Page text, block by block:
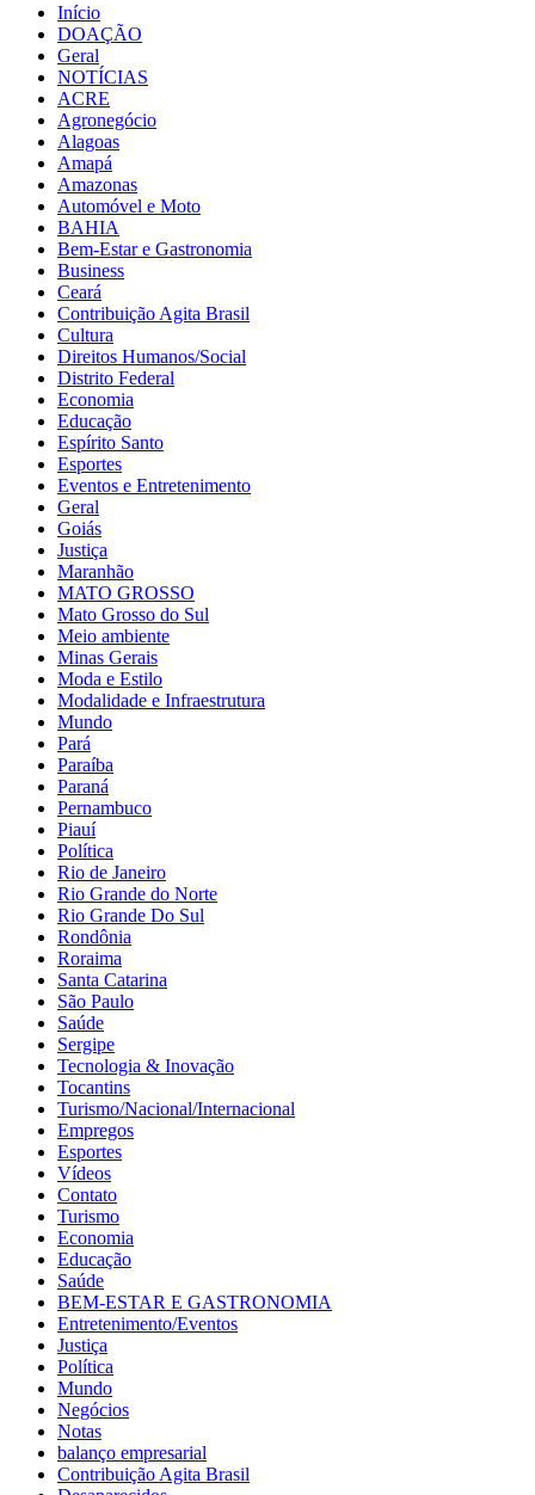
Início
DOAÇÃO
Geral
NOTÍCIAS
ACRE
Agronegócio
Alagoas
Amapá
Amazonas
Automóvel e Moto
BAHIA
Bem-Estar e Gastronomia
Business
Ceará
Contribuição Agita Brasil
Cultura
Direitos Humanos/Social
Distrito Federal
Economia
Educação
Espírito Santo
Esportes
Eventos e Entretenimento
Geral
Goiás
Justiça
Maranhão
MATO GROSSO
Mato Grosso do Sul
Meio ambiente
Minas Gerais
Moda e Estilo
Modalidade e Infraestrutura
Mundo
Pará
Paraíba
Paraná
Pernambuco
Piauí
Política
Rio de Janeiro
Rio Grande do Norte
Rio Grande Do Sul
Rondônia
Roraima
Santa Catarina
São Paulo
Saúde
Sergipe
Tecnologia & Inovação
Tocantins
Turismo/Nacional/Internacional
Empregos
Esportes
Vídeos
Contato
Turismo
Economia
Educação
Saúde
BEM-ESTAR E GASTRONOMIA
Entretenimento/Eventos
Justiça
Política
Mundo
Negócios
Notas
balanço empresarial
Contribuição Agita Brasil